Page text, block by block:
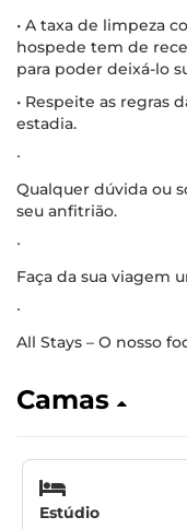
• A taxa de limpeza
hospede tem de
para poder deixá-lo
• Respeite as regras
estadia.
∙
Qualquer dúvida ou
seu anfitrião.
∙
Faça da sua viagem
∙
All Stays – O nosso
Camas
Estúdio